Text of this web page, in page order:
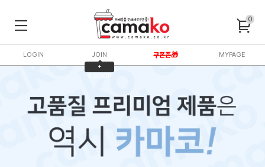
0
LOGIN
JOIN
+
3,000P
쿠폰존🎁 MYPAGE